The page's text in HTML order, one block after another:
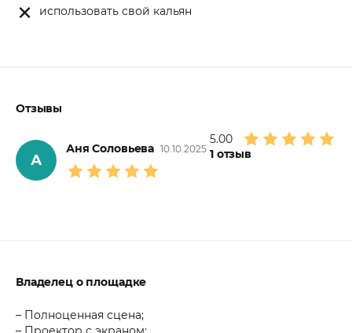
использовать свой кальян
Отзывы
5.00
1отзыв
А
Аня Соловьева 10.10.2025
Владелец о площадке
– Полноценная сцена;